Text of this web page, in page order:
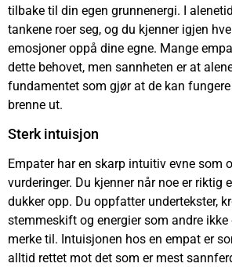
tilbake til din egen grunnenergi. I
tankene roer seg, og du kjenner igjen
emosjoner oppå dine egne. Mange
dette behovet, men sannheten er at
fundamentet som gjør at de kan
brenne ut.
Sterk intuisjon
Empater har en skarp intuitiv evne som
vurderinger. Du kjenner når noe er riktig
dukker opp. Du oppfatter undertekster,
stemmeskift og energier som andre ikke
merke til. Intuisjonen hos en empat er
alltid rettet mot det som er mest